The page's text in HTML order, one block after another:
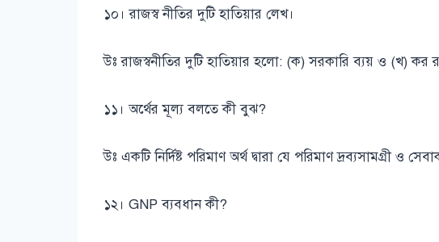
১০। রাজস্ব নীতির দুটি হাতিয়ার লেখ।
উঃ রাজস্বনীতির দুটি হাতিয়ার হলো: (ক) সরকারি ব্যয় ও (খ) কর
১১। অর্থের মূল্য বলতে কী বুঝ?
উঃ একটি নির্দিষ্ট পরিমাণ অর্থ দ্বারা যে পরিমাণ দ্রব্যসামগ্রী ও
১২। GNP ব্যবধান কী?